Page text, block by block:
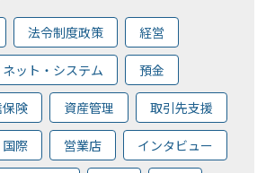
法令制度政策 経営
ネット・システム 預金
険 資産管理 取引先支援
国際 営業店 インタビュー